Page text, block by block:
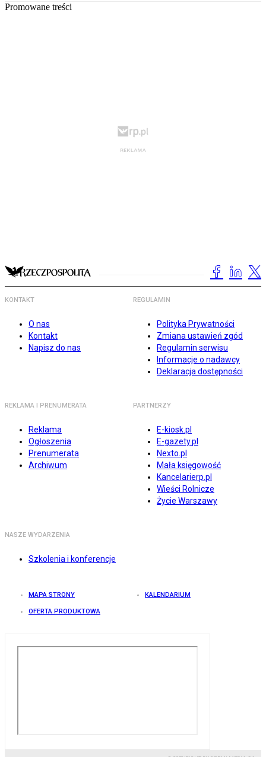
Promowane treści
KONTAKT
O nas
Kontakt
Napisz do nas
REGULAMIN
Polityka Prywatności
Zmiana ustawień zgód
Regulamin serwisu
Informacje o nadawcy
Deklaracja dostępności
REKLAMA I PRENUMERATA
Reklama
Ogłoszenia
Prenumerata
Archiwum
PARTNERZY
E-kiosk.pl
E-gazety.pl
Nexto.pl
Mała księgowość
Kancelarierp.pl
Wieści Rolnicze
Życie Warszawy
NASZE WYDARZENIA
Szkolenia i konferencje
MAPA STRONY KALENDARIUM
OFERTA PRODUKTOWA